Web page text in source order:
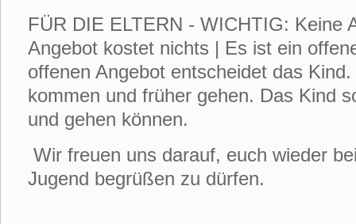
FÜR DIE ELTERN - WICHTIG: Keine
Angebot kostet nichts | Es ist ein
offenen Angebot entscheidet das
kommen und früher gehen. Das Kind
und gehen können.
Wir freuen uns darauf, euch wieder
Jugend begrüßen zu dürfen.